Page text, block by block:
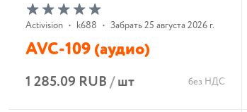
В корзину
Activision • k688 • Забрать 25 августа 2026 г.
AVC-109 (аудио)
1 285.09 RUB/шт без НДС